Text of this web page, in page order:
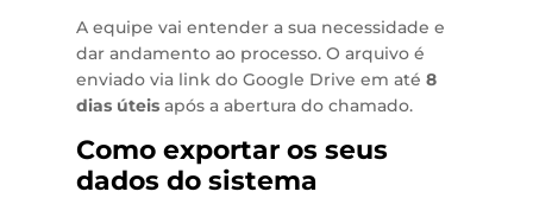
A equipe vai entender a sua necessidade e
dar andamento ao processo. O arquivo é
enviado via link do Google Drive em até 8
dias úteis após a abertura do chamado.
Como exportar os seus
dados do sistema